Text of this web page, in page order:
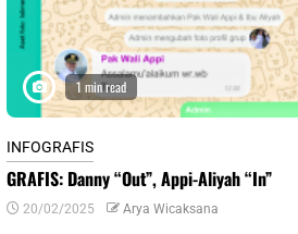
1 min read
INFOGRAFIS
GRAFIS: Danny “Out”, Appi-Aliyah “In”
20/02/2025 Arya Wicaksana